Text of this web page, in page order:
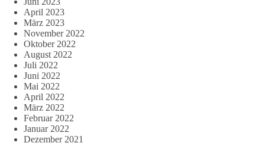
April 2023
März 2023
November 2022
Oktober 2022
August 2022
Juli 2022
Juni 2022
Mai 2022
April 2022
März 2022
Februar 2022
Januar 2022
Dezember 2021